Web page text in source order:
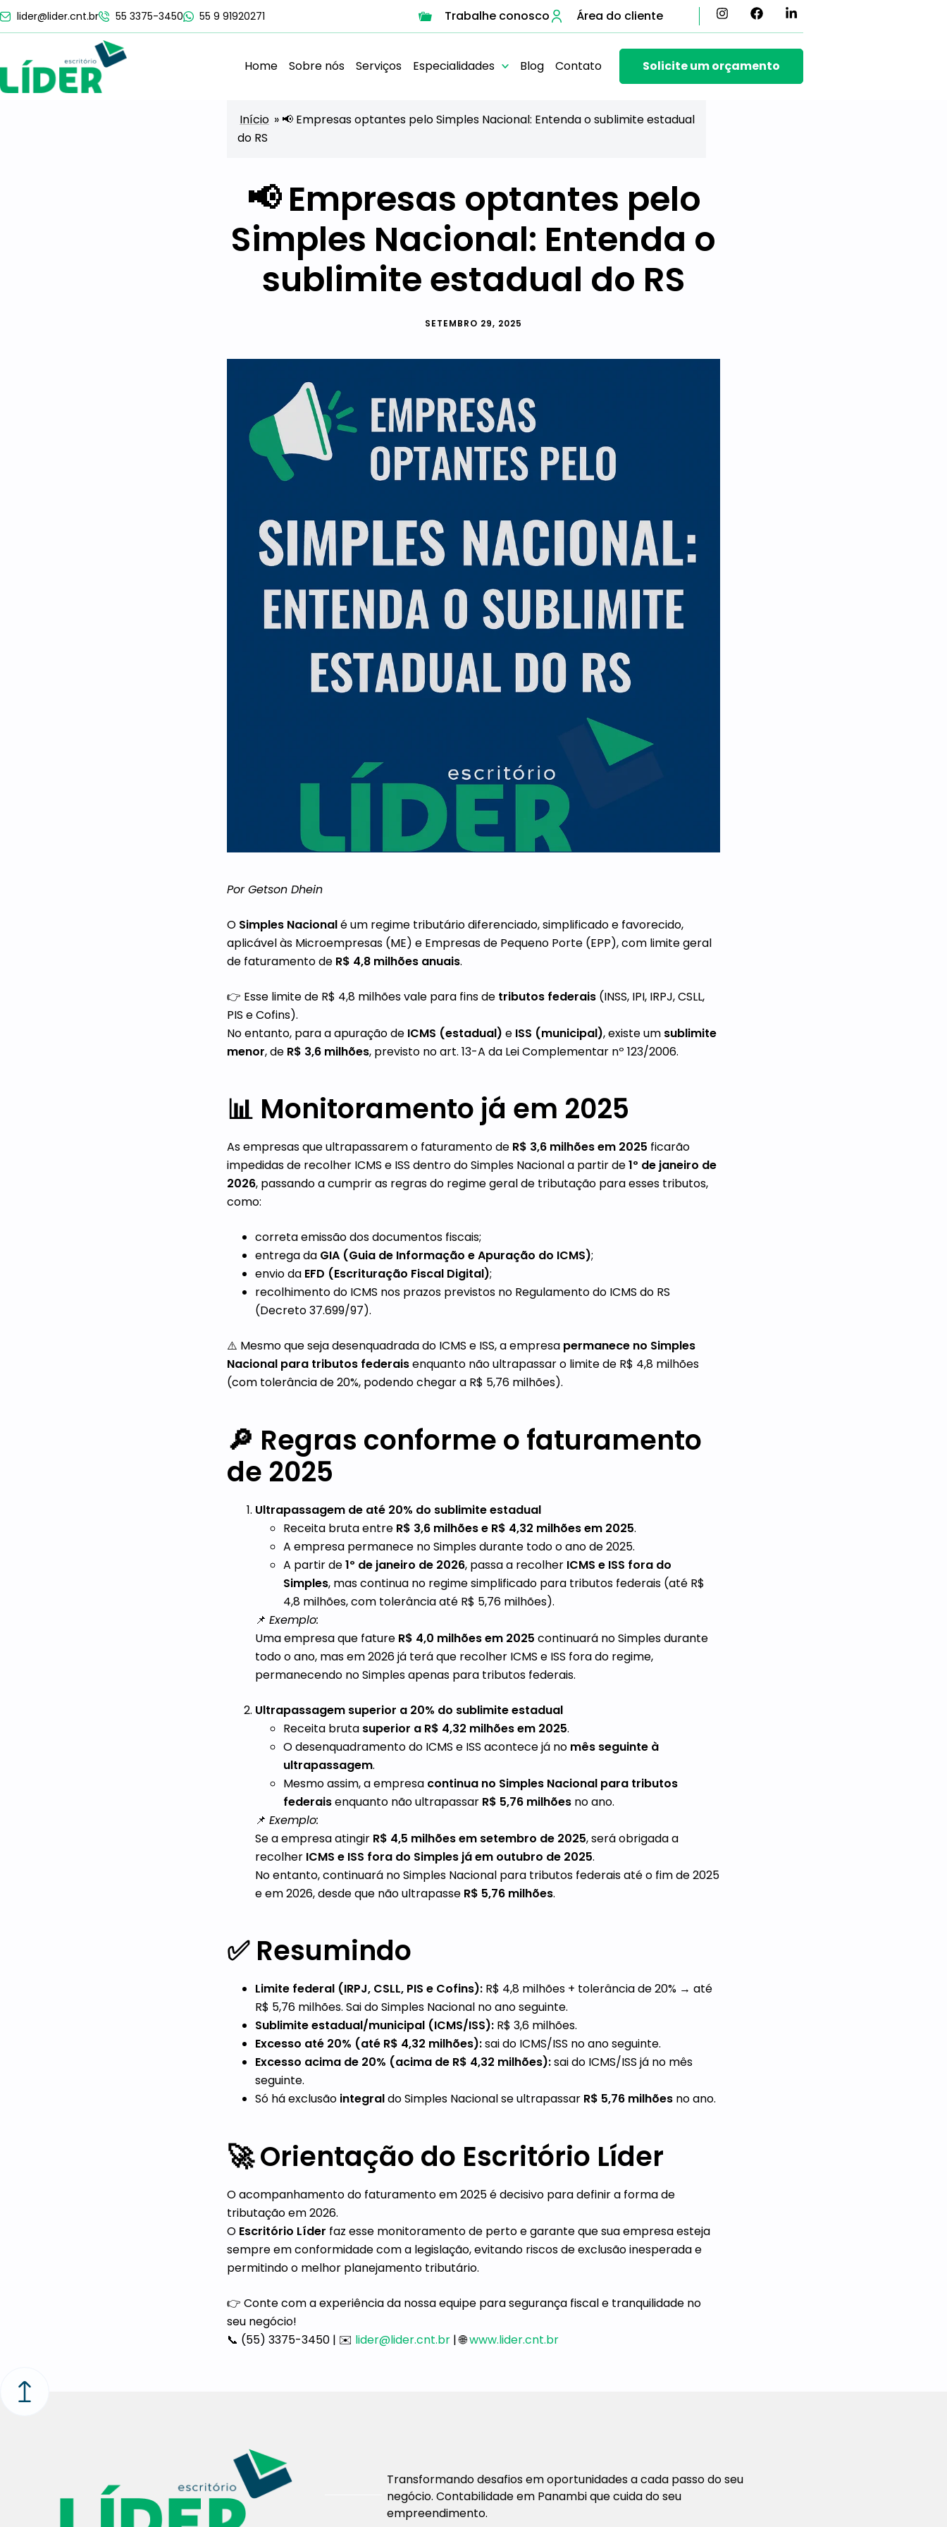
lider@lider.cnt.br 55 3375-3450 55 9 91920271 Trabalhe conosco Área do cliente
Home Sobre nós Serviços Especialidades Blog Contato Solicite um orçamento
Início » 📢 Empresas optantes pelo Simples Nacional: Entenda o sublimite estadual
do RS
📢 Empresas optantes pelo
Simples Nacional: Entenda o
sublimite estadual do RS
SETEMBRO 29, 2025
Por Getson Dhein
O Simples Nacionalé um regime tributário diferenciado, simplificado e favorecido,
aplicável às Microempresas (ME) e Empresas de Pequeno Porte (EPP), com limite geral
de faturamento de R$ 4,8 milhões anuais.
👉 Esse limite de R$ 4,8 milhões vale para fins de tributos federais (INSS, IPI, IRPJ, CSLL,
PIS e Cofins).
No entanto, para a apuração de ICMS (estadual) e ISS (municipal), existe um sublimite
menor, de R$ 3,6 milhões, previsto no art. 13-A da Lei Complementar nº 123/2006.
📊 Monitoramento já em 2025
As empresas que ultrapassarem o faturamento de R$ 3,6 milhões em 2025 ficarão
impedidas de recolher ICMS e ISS dentro do Simples Nacional a partir de1º de janeiro de
2026, passando a cumprir as regras do regime geral de tributação para esses tributos,
como:
correta emissão dos documentos fiscais;
entrega da GIA (Guia de Informação e Apuração do ICMS);
envio da EFD (Escrituração Fiscal Digital);
recolhimento do ICMS nos prazos previstos no Regulamento do ICMS do RS
(Decreto 37.699/97).
⚠️ Mesmo que seja desenquadrada do ICMS e ISS, a empresa permanece no Simples
Nacional para tributos federaisenquanto não ultrapassar o limite de R$ 4,8 milhões
(com tolerância de 20%, podendo chegar a R$ 5,76 milhões).
🔎 Regras conforme o faturamento
de 2025
Ultrapassagem de até 20% do sublimite estadual
Receita bruta entre R$ 3,6 milhões e R$ 4,32 milhões em 2025.
A empresa permanece no Simples durante todo o ano de 2025.
A partir de1º de janeiro de 2026, passa a recolher ICMS e ISS fora do
Simples, mas continua no regime simplificado para tributos federais (até R$
4,8 milhões, com tolerância até R$ 5,76 milhões).
📌 Exemplo:
Uma empresa que fature R$ 4,0 milhões em 2025 continuará no Simples durante
todo o ano, mas em 2026 já terá que recolher ICMS e ISS fora do regime,
permanecendo no Simples apenas para tributos federais.
Ultrapassagem superior a 20% do sublimite estadual
Receita bruta superior a R$ 4,32 milhões em 2025.
O desenquadramento do ICMS e ISS acontece já no mês seguinte à
ultrapassagem.
Mesmo assim, a empresa continua no Simples Nacional para tributos
federaisenquanto não ultrapassar R$ 5,76 milhões no ano.
📌 Exemplo:
Se a empresa atingir R$ 4,5 milhões em setembro de 2025, será obrigada a
recolher ICMS e ISS fora do Simples já em outubro de 2025.
No entanto, continuará no Simples Nacional para tributos federais até o fim de 2025
e em 2026, desde que não ultrapasse R$ 5,76 milhões.
✅ Resumindo
Limite federal (IRPJ, CSLL, PIS e Cofins): R$ 4,8 milhões + tolerância de 20% → até
R$ 5,76 milhões. Sai do Simples Nacional no ano seguinte.
Sublimite estadual/municipal (ICMS/ISS): R$ 3,6 milhões.
Excesso até 20% (até R$ 4,32 milhões):sai do ICMS/ISS no ano seguinte.
Excesso acima de 20% (acima de R$ 4,32 milhões):sai do ICMS/ISS já no mês
seguinte.
Só há exclusão integraldo Simples Nacional se ultrapassar R$ 5,76 milhões no ano.
🚀 Orientação do Escritório Líder
O acompanhamento do faturamento em 2025 é decisivo para definir a forma de
tributação em 2026.
O Escritório Líder faz esse monitoramento de perto e garante que sua empresa esteja
sempre em conformidade com a legislação, evitando riscos de exclusão inesperada e
permitindo o melhor planejamento tributário.
👉 Conte com a experiência da nossa equipe para segurança fiscal e tranquilidade no
seu negócio!
📞 (55) 3375-3450 | ✉️ lider@lider.cnt.br | 🌐www.lider.cnt.br
Transformando desafios em oportunidades a cada passo do seu
negócio. Contabilidade em Panambi que cuida do seu
empreendimento.